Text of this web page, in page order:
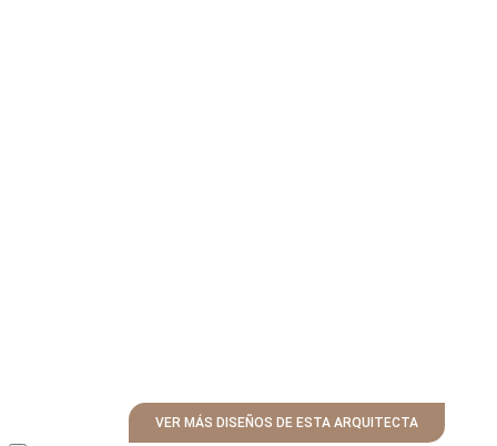
VER MÁS DISEÑOS DE ESTA ARQUITECTA